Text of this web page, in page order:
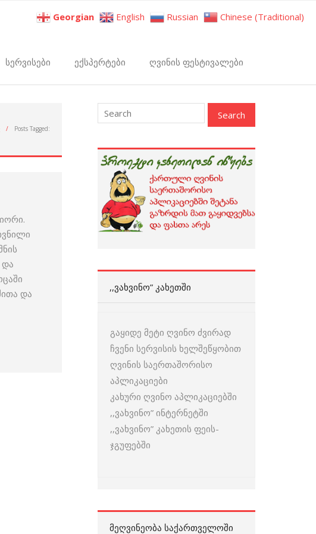
სერვისები ექსპერტები ღვინის ფესტივალები
/ Posts Tagged:
და
და
,,ᲕᲐᲮᲕᲘᲜᲝ” ᲙᲐᲮᲔᲗᲨᲘ
გაყიდე მეტი ღვინო ძვირად
ჩვენი სერვისის ხელშეწყობით
ღვინის საერთაშორისო
აპლიკაციები
კახური ღვინო აპლიკაციებში
,,ვახვინო” ინტერნეტში
,,ვახვინო” კახეთის ფეის-
ჯგუფებში
ᲛᲔᲦᲕᲘᲜᲔᲝᲑᲐ ᲡᲐᲥᲐᲠᲗᲕᲔᲚᲝᲨᲘ
Georgian English Russian Chinese (Traditional)